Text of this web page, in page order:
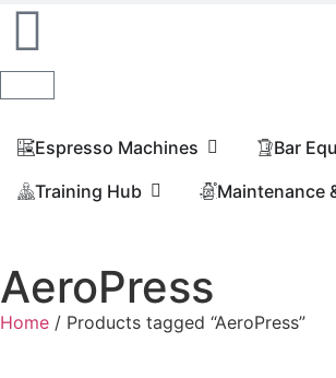
Espresso Machines​
Bar
Training Hub
Maintenance
AeroPress
Home / Products tagged “AeroPress”